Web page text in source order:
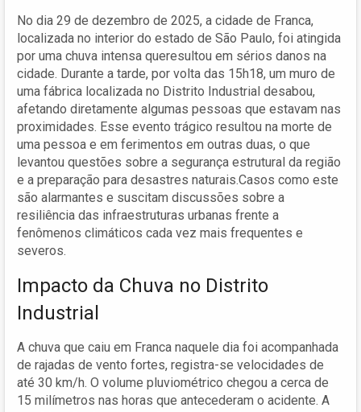
No dia 29 de dezembro de 2025, a cidade de Franca,
localizada no interior do estado de São Paulo, foi atingida
por uma chuva intensa queresultou em sérios danos na
cidade. Durante a tarde, por volta das 15h18, um muro de
uma fábrica localizada no Distrito Industrial desabou,
afetando diretamente algumas pessoas que estavam nas
proximidades. Esse evento trágico resultou na morte de
uma pessoa e em ferimentos em outras duas, o que
levantou questões sobre a segurança estrutural da região
e a preparação para desastres naturais.Casos como este
são alarmantes e suscitam discussões sobre a
resiliência das infraestruturas urbanas frente a
fenômenos climáticos cada vez mais frequentes e
severos.
Impacto da Chuva no Distrito
Industrial
A chuva que caiu em Franca naquele dia foi acompanhada
de rajadas de vento fortes, registra-se velocidades de
até 30 km/h. O volume pluviométrico chegou a cerca de
15 milímetros nas horas que antecederam o acidente. A